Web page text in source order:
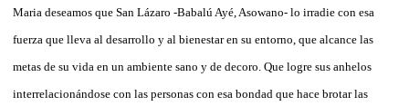
Maria deseamos que San Lázaro -Babalú Ayé, Asowano- lo irradie con esa
fuerza que lleva al desarrollo y al bienestar en su entorno, que alcance las
metas de su vida en un ambiente sano y de decoro. Que logre sus anhelos
interrelacionándose con las personas con esa bondad que hace brotar las